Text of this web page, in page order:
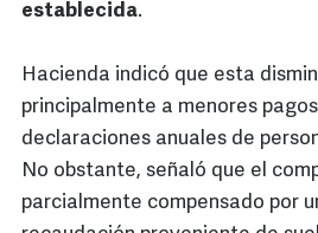
establecida.
Hacienda indicó que esta
principalmente a menores
declaraciones anuales de
No obstante, señaló que el
parcialmente compensado por